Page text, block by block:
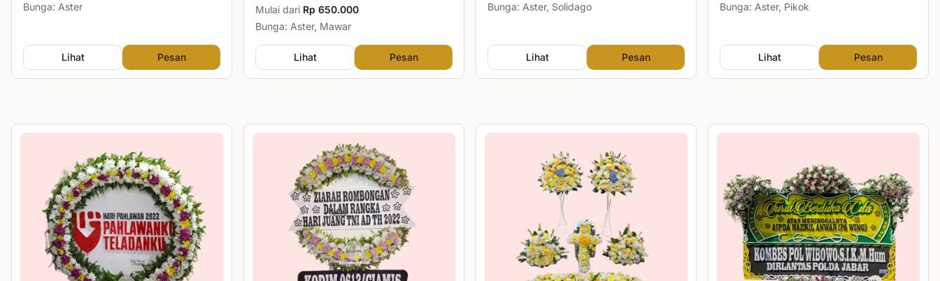
Bunga: Aster
Lihat Pesan
Mulai dari Rp 650.000
Bunga: Aster, Mawar
Lihat Pesan
Bunga: Aster, Solidago
Lihat Pesan
Bunga: Aster, Pikok
Lihat Pesan